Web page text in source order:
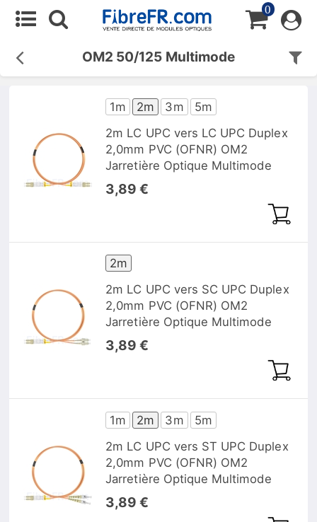
0
OM2 50/125 Multimode
1m 2m 3m
5m
2m LC UPC vers LC UPC Duplex
2,0mm PVC (OFNR) OM2
Jarretière Optique Multimode
3,89 €
2m
2m LC UPC vers SC UPC Duplex
2,0mm PVC (OFNR) OM2
Jarretière Optique Multimode
3,89 €
1m 2m 3m
5m
2m LC UPC vers ST UPC Duplex
2,0mm PVC (OFNR) OM2
Jarretière Optique Multimode
3,89 €